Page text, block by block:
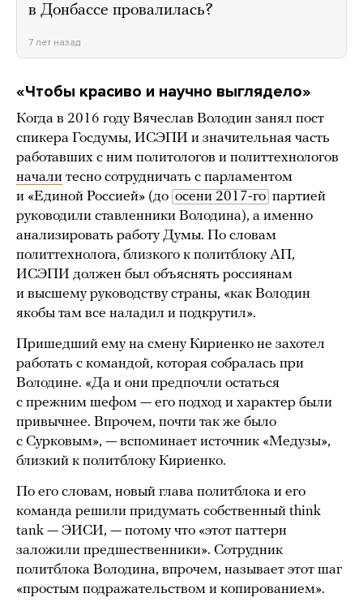
в Донбассе провалилась?
7 лет назад
«Чтобы красиво и научно выглядело»
Когда в 2016 году Вячеслав Володин занял пост
спикера Госдумы, ИСЭПИ и значительная часть
работавших с ним политологов и политтехнологов
начали тесно сотрудничать с парламентом
и «Единой Россией» (до осени 2017-го партией
руководили ставленники Володина), а именно
анализировать работу Думы. По словам
политтехнолога, близкого к политблоку АП,
ИСЭПИ должен был объяснять россиянам
и высшему руководству страны, «как Володин
якобы там все наладил и подкрутил».
Пришедший ему на смену Кириенко не захотел
работать с командой, которая собралась при
Володине. «Да и они предпочли остаться
с прежним шефом — его подход и характер были
привычнее. Впрочем, почти так же было
с Сурковым», — вспоминает источник «Медузы»,
близкий к политблоку Кириенко.
По его словам, новый глава политблока и его
команда решили придумать собственный think
tank — ЭИСИ, — потому что «этот паттерн
заложили предшественники». Сотрудник
политблока Володина, впрочем, называет этот шаг
«простым подражательством и копированием».